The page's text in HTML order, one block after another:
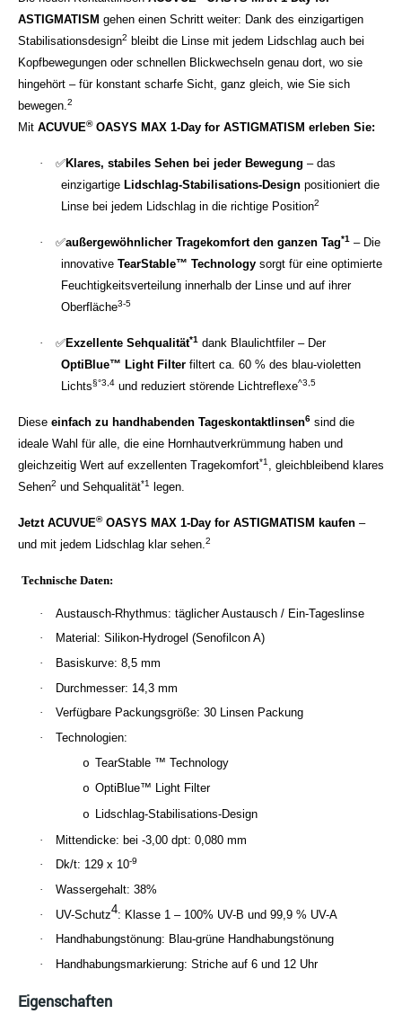
ASTIGMATISM gehen einen Schritt weiter: Dank des einzigartigen
Stabilisationsdesign2 bleibt die Linse mit jedem Lidschlag auch bei
Kopfbewegungen oder schnellen Blickwechseln genau dort, wo sie
hingehört – für konstant scharfe Sicht, ganz gleich, wie Sie sich
bewegen. 2
Mit ACUVUE®OASYS MAX 1-Day for ASTIGMATISM erleben Sie:
· ✅Klares, stabiles Sehen bei jeder Bewegung – das
einzigartige Lidschlag-Stabilisations-Design positioniert die
Linse bei jedem Lidschlag in die richtige Position2
· ✅außergewöhnlicher Tragekomfort den ganzen Tag*1 – Die
innovative TearStable™ Technology sorgt für eine optimierte
Feuchtigkeitsverteilung innerhalb der Linse und auf ihrer
Oberfläche3-5
· ✅Exzellente Sehqualität*1 dank Blaulichtfiler – Der
OptiBlue™ Light Filter filtert ca. 60 % des blau-violetten
Lichts§°3,4 und reduziert störende Lichtreflexe^3,5
Diese einfach zu handhabenden Tageskontaktlinsen6 sind die
ideale Wahl für alle, die eine Hornhautverkrümmung haben und
gleichzeitig Wert auf exzellenten Tragekomfort*1
, gleichbleibend klares
Sehen2 und Sehqualität*1 legen.
Jetzt ACUVUE®OASYS MAX 1-Day for ASTIGMATISM kaufen –
und mit jedem Lidschlag klar sehen. 2
Technische Daten:
·
Austausch-Rhythmus: täglicher Austausch / Ein-Tageslinse
·
Material: Silikon-Hydrogel (Senofilcon A)
·
Basiskurve: 8,5 mm
·
Durchmesser: 14,3 mm
·
Verfügbare Packungsgröße: 30 Linsen Packung
·
Technologien:
o TearStable ™ Technology
o OptiBlue™ Light Filter
o
Lidschlag-Stabilisations-Design
·
Mittendicke: bei -3,00 dpt: 0,080 mm
·
Dk/t: 129 x 10-9
·
Wassergehalt: 38%
·
UV-Schutz4: Klasse 1 – 100% UV-B und 99,9 % UV-A
·
Handhabungstönung: Blau-grüne Handhabungstönung
·
Handhabungsmarkierung: Striche auf 6 und 12 Uhr
Eigenschaften